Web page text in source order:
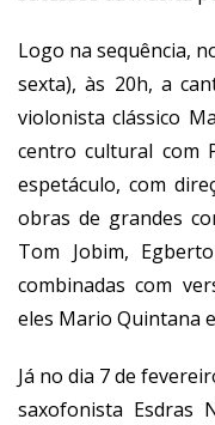
Logo na sequência,
sexta), às 20h, a
violonista clássico
centro cultural com
espetáculo, com
obras de grandes
Tom Jobim,
combinadas com
eles Mario Quintana
Já no dia 7 de
saxofonista Esdras